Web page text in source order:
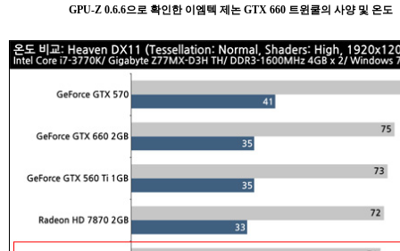
GPU-Z 0.6.6으로 확인한 이엠텍 제논 GTX 660 트윈쿨의 사양 및 온도